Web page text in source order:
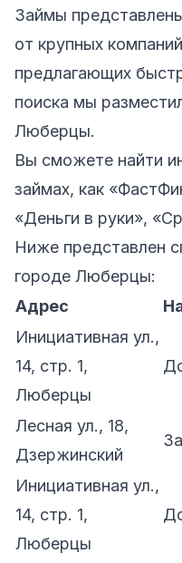
Займы
от крупных
предлагающих
поиска мы
Люберцы.
Вы сможете найти
займах, как
«Деньги в руки»,
Ниже представлен
городе Люберцы:
Адрес
Инициативная ул.,
14, стр. 1,
Люберцы
Лесная ул., 18,
Дзержинский
Инициативная ул.,
14, стр. 1,
Люберцы